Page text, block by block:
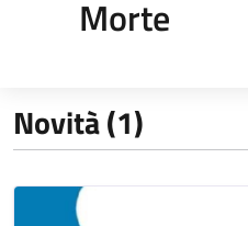
Morte
Novità (1)